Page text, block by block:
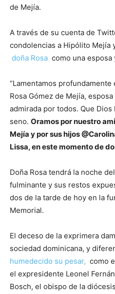
de Mejía.
A través de su cuenta de
condolencias a Hipólito Mejía
doña Rosa como una esposa
“Lamentamos
Rosa Gómez de Mejía,
admirada por todos. Que Dios
seno. Oramos por nuestro
Mejía y por sus hijos
Lissa, en este momento de
Doña Rosa tendrá la noche
fulminante y sus restos
dos de la tarde de hoy en la
Memorial.
El deceso de la exprimera
sociedad dominicana, y
humedecido su pesar, como
el expresidente Leonel
Bosch, el obispo de la